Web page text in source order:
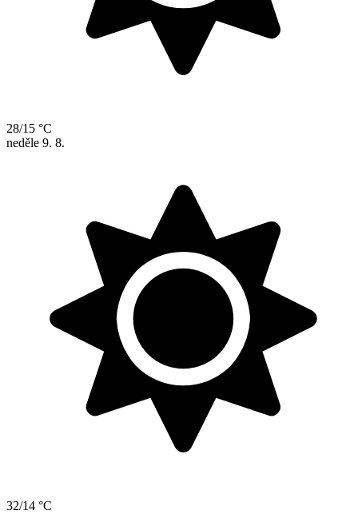
28/15 °C
neděle 9. 8.
32/14 °C